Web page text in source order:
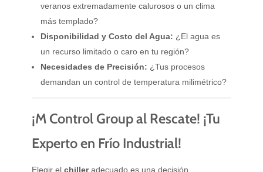
veranos extremadamente calurosos o un clima
más templado?
Disponibilidad y Costo del Agua: ¿El agua es
un recurso limitado o caro en tu región?
Necesidades de Precisión: ¿Tus procesos
demandan un control de temperatura milimétrico?
¡M Control Group al Rescate! ¡Tu
Experto en Frío Industrial!
Elegir el chilleradecuado es una decisión